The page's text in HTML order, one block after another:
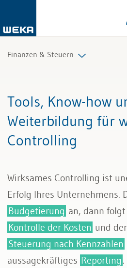
Finanzen & Steuern
Finanzmanagement
IKS und Risikomanagement
Mehrwertsteuer
Rechnungslegung und
Rechnungswesen
Steuern
Tools, Know-how
Weiterbildung für
Controlling
Wirksames Controlling ist
Erfolg Ihres Unternehmens.
Budgetierung an, dann
Kontrolle der Kosten und
Steuerung nach Kennzahlen
aussagekräftiges Reporting